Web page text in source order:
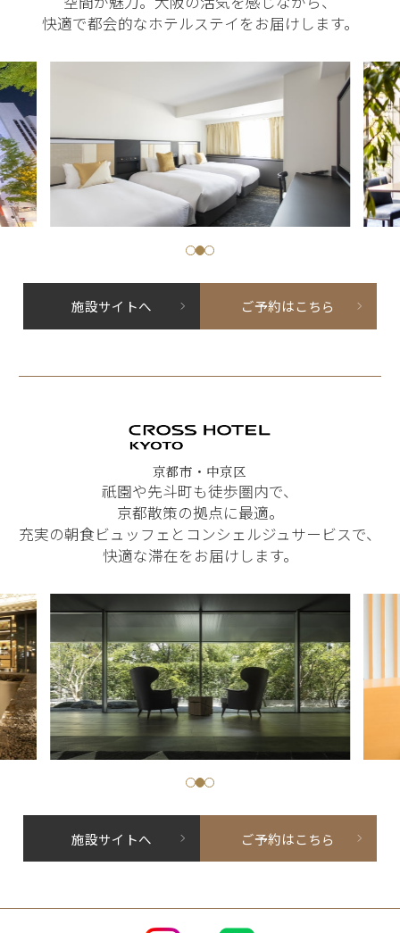
快適で都会的なホテルステイをお届けします。
施設サイトへ ご予約はこちら
京都市・中京区
祇園や先斗町も徒歩圏内で、
京都散策の拠点に最適。
充実の朝食ビュッフェとコンシェルジュサービスで、
快適な滞在をお届けします。
施設サイトへ ご予約はこちら